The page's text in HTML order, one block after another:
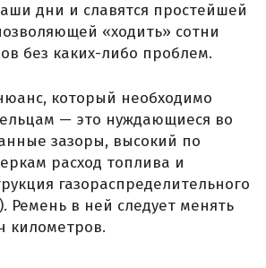
дни и славятся простейшей
«ходить» сотни
без каких-либо проблем.
который необходимо
— это нуждающиеся во
зазоры, высокий по
расход топлива и
газораспределительного
Ремень в ней следует менять
километров.